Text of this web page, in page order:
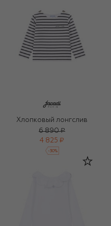
Хлопковый лонгслив
6 890 ₽
4 825 ₽
-30%